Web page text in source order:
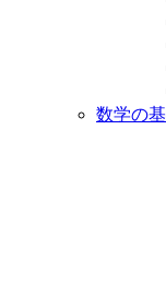
数学の